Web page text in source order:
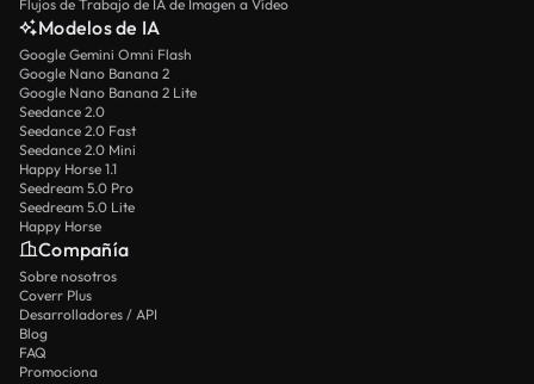
Flujos de Trabajo de IA de Imagen a Vídeo
Modelos de IA
Google Gemini Omni Flash
Google Nano Banana 2
Google Nano Banana 2 Lite
Seedance 2.0
Seedance 2.0 Fast
Seedance 2.0 Mini
Happy Horse 1.1
Seedream 5.0 Pro
Seedream 5.0 Lite
Happy Horse
Compañía
Sobre nosotros
Coverr Plus
Desarrolladores / API
Blog
FAQ
Promociona